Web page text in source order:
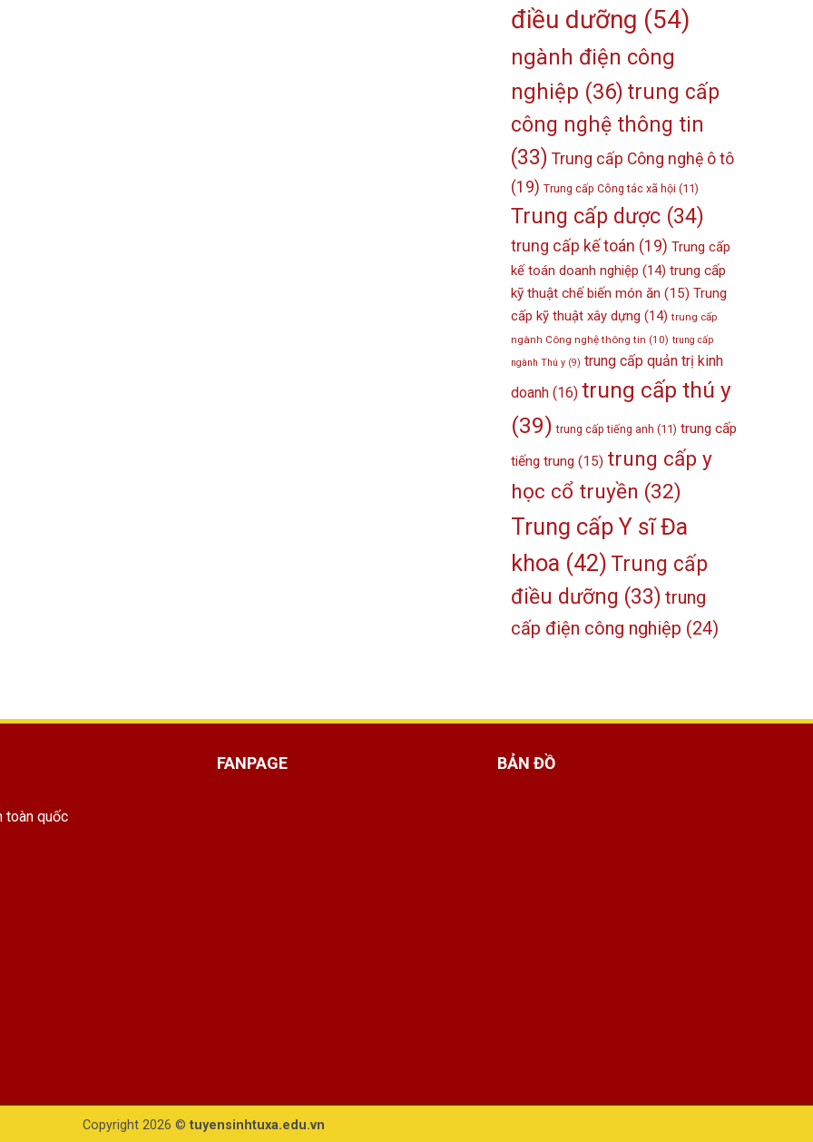
điều dưỡng (54)
ngành điện công
nghiệp (36) trung cấp
công nghệ thông tin
(33) Trung cấp Công nghệ ô tô
(19) Trung cấp Công tác xã hội (11)
Trung cấp dược (34)
trung cấp kế toán (19) Trung cấp
kế toán doanh nghiệp (14) trung cấp
kỹ thuật chế biến món ăn (15) Trung
cấp kỹ thuật xây dựng (14) trung cấp
ngành Công nghệ thông tin (10) trung cấp
ngành Thú y (9) trung cấp quản trị kinh
doanh (16) trung cấp thú y
(39) trung cấp tiếng anh (11) trung cấp
tiếng trung (15) trung cấp y
học cổ truyền (32)
Trung cấp Y sĩ Đa
khoa (42) Trung cấp
điều dưỡng (33) trung
cấp điện công nghiệp (24)
toàn quốc
FANPAGE BẢN ĐỒ
Copyright 2026 © tuyensinhtuxa.edu.vn